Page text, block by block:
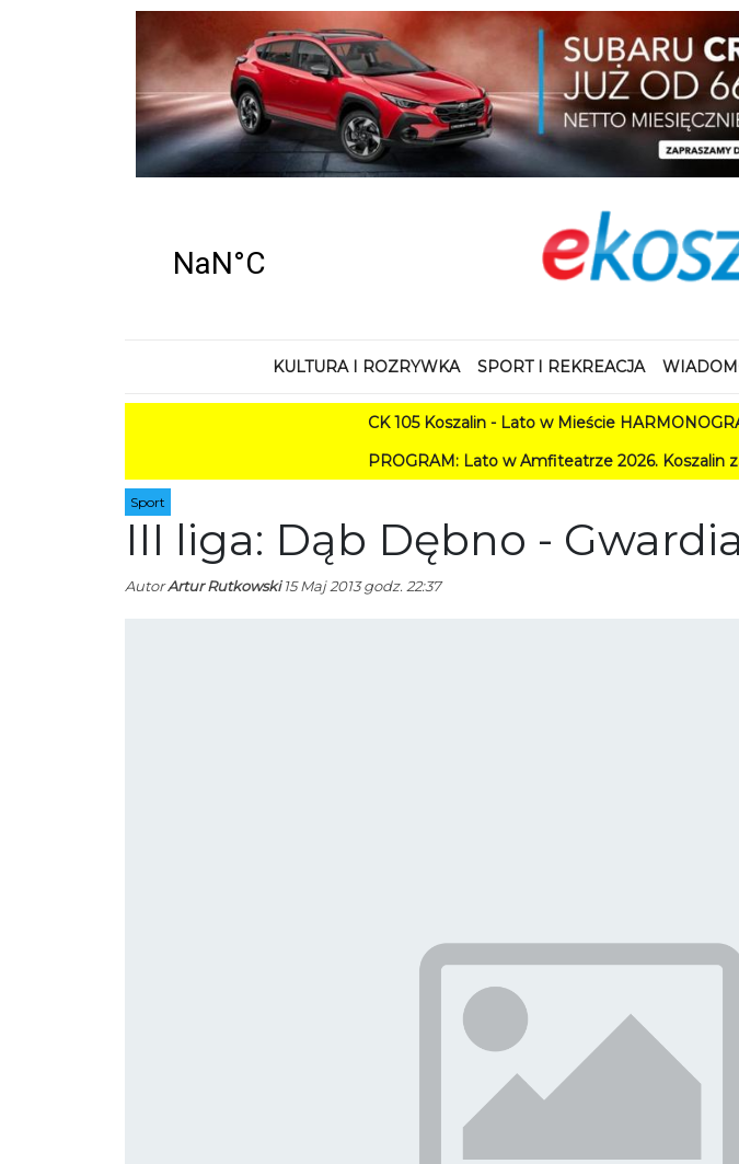
KULTURA I ROZRYWKA SPORT I REKREACJA
CK 105 Koszalin - Lato w Mieście HARMONOGRAM
PROGRAM: Lato w Amfiteatrze 2026. Koszalin zaprasza
Sport
III liga: Dąb Dębno -
AutorArtur Rutkowski15 Maj 2013 godz. 22:37